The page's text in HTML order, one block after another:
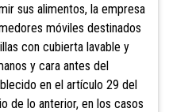
sus alimentos, la empresa
móviles destinados
con cubierta lavable y
y cara antes del
en el artículo 29 del
de lo anterior, en los casos